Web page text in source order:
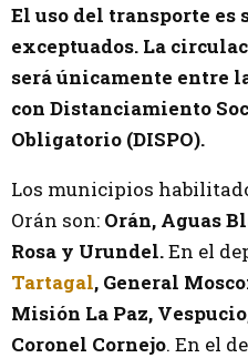
El uso del transporte es
exceptuados. La
será únicamente entre
con Distanciamiento
Obligatorio (DISPO).
Los municipios
Orán son: Orán, Aguas
Rosa y Urundel.En el
Tartagal, General
Misión La Paz,
Coronel Cornejo. En el